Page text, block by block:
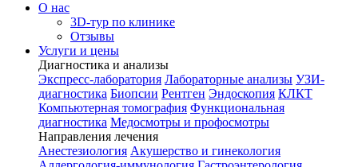
О нас
3D-тур по клинике
Отзывы
Услуги и цены
Диагностика и анализы
Экспресс-лаборатория Лабораторные анализы УЗИ-
диагностика Биопсии Рентген Эндоскопия КЛКТ
Компьютерная томография Функциональная
диагностика Медосмотры и профосмотры
Направления лечения
Анестезиология Акушерство и гинекология